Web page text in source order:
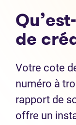
de
Votre cote
numéro à
rapport de
offre un